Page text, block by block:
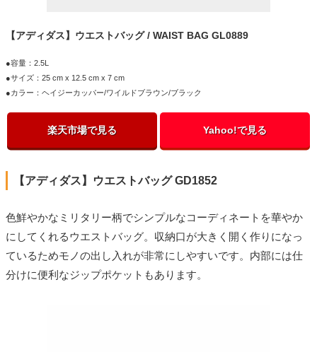
【アディダス】ウエストバッグ / WAIST BAG GL0889
●容量：2.5L
●サイズ：25 cm x 12.5 cm x 7 cm
●カラー：ヘイジーカッパー/ワイルドブラウン/ブラック
楽天市場で見る Yahoo!で見る
【アディダス】ウエストバッグ GD1852
色鮮やかなミリタリー柄でシンプルなコーディネートを華やか
にしてくれるウエストバッグ。収納口が大きく開く作りになっ
ているためモノの出し入れが非常にしやすいです。内部には仕
分けに便利なジップポケットもあります。